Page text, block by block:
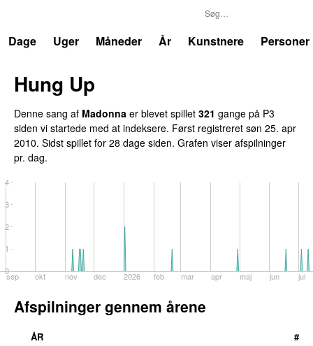
Dage
Uger Måneder År Kunstnere Personer
Hung Up
Denne sang af Madonna er blevet spillet 321 gange på P3
siden vi startede med at indeksere. Først registreret søn 25. apr
2010. Sidst spillet for 28 dage siden. Grafen viser afspilninger
pr. dag.
sep okt nov dec 2026 feb mar apr maj jun jul
0
1
2
3
4
Afspilninger gennem årene
ÅR #